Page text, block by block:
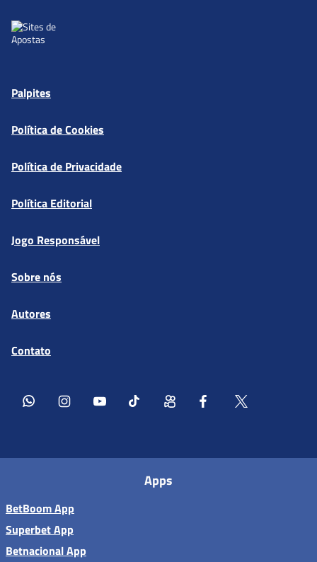
Palpites
Política de Cookies
Política de Privacidade
Política Editorial
Jogo Responsável
Sobre nós
Autores
Contato
Apps
BetBoom App
Superbet App
Betnacional App